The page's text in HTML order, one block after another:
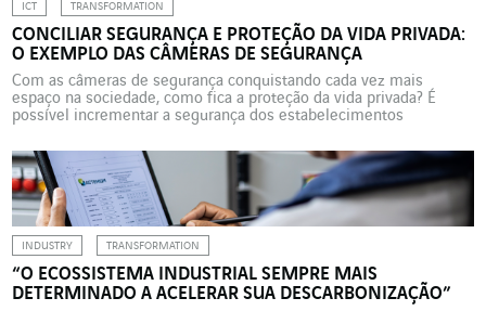
ICT TRANSFORMATION
CONCILIAR SEGURANÇA E PROTEÇÃO DA VIDA PRIVADA:
O EXEMPLO DAS CÂMERAS DE SEGURANÇA
Com as câmeras de segurança conquistando cada vez mais
espaço na sociedade, como fica a proteção da vida privada? É
possível incrementar a segurança dos estabelecimentos
Axians na Holanda encontrou uma solução para conciliar ambas as
exigências em supermercados holandeses, utilizando o software
de detecção […]
INDUSTRY TRANSFORMATION
“O ECOSSISTEMA INDUSTRIAL SEMPRE MAIS
DETERMINADO A ACELERAR SUA DESCARBONIZAÇÃO”